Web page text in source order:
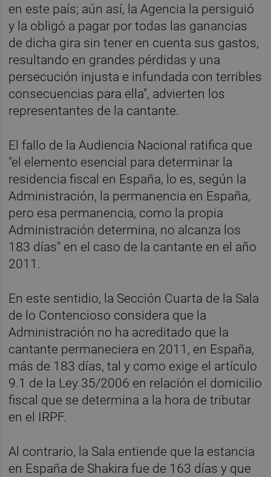
en este país; aún así, la Agencia la persiguió
y la obligó a pagar por todas las ganancias
de dicha gira sin tener en cuenta sus gastos,
resultando en grandes pérdidas y una
persecución injusta e infundada con terribles
consecuencias para ella", advierten los
representantes de la cantante.
El fallo de la Audiencia Nacional ratifica que
"el elemento esencial para determinar la
residencia fiscal en España, lo es, según la
Administración, la permanencia en España,
pero esa permanencia, como la propia
Administración determina, no alcanza los
183 días" en el caso de la cantante en el año
2011.
En este sentidio, la Sección Cuarta de la Sala
de lo Contencioso considera que la
Administración no ha acreditado que la
cantante permaneciera en 2011, en España,
más de 183 días, tal y como exige el artículo
9.1 de la Ley 35/2006 en relación el domicilio
fiscal que se determina a la hora de tributar
en el IRPF.
Al contrario, la Sala entiende que la estancia
en España de Shakira fue de 163 días y que